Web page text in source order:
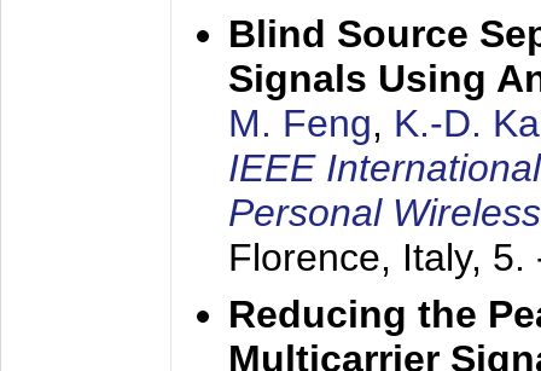
Blind Source
Signals Using
M. Feng, K.-D.
IEEE
Personal
Florence, Italy, 5.
Reducing the
Multicarrier